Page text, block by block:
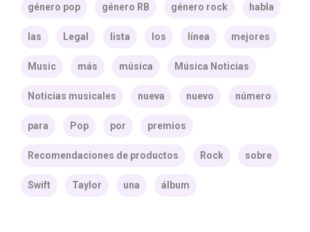
género pop género RB género rock habla
las Legal lista los línea mejores
Music más música Música Noticias
Noticias musicales nueva nuevo número
para Pop por premios
Recomendaciones de productos Rock sobre
Swift Taylor una álbum